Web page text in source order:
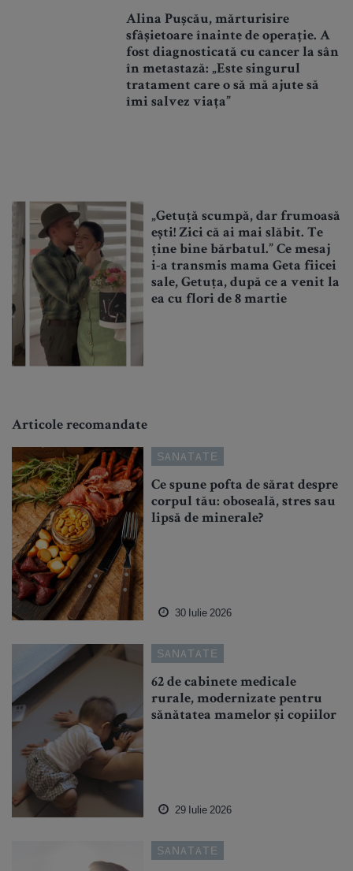
Alina Pușcău, mărturisire
sfâșietoare înainte de operație. A
fost diagnosticată cu cancer la sân
în metastază: „Este singurul
tratament care o să mă ajute să
îmi salvez viața”
„Getuță scumpă, dar frumoasă
ești! Zici că ai mai slăbit. Te
ține bine bărbatul.” Ce mesaj
i-a transmis mama Geta fiicei
sale, Getuța, după ce a venit la
ea cu flori de 8 martie
Articole recomandate
SANATATE
Ce spune pofta de sărat despre
corpul tău: oboseală, stres sau
lipsă de minerale?
30 Iulie 2026
SANATATE
62 de cabinete medicale
rurale, modernizate pentru
sănătatea mamelor și copiilor
29 Iulie 2026
SANATATE